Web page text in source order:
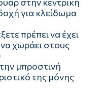
για κλείδωμα
πρέπει να έχει
χωράει στους
μπροστινή
της μόνης